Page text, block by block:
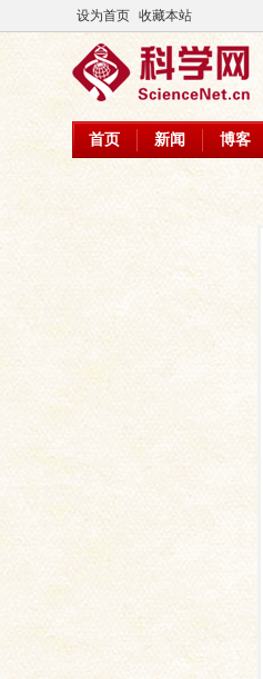
设为首页 收藏本站
首页 新闻 博客